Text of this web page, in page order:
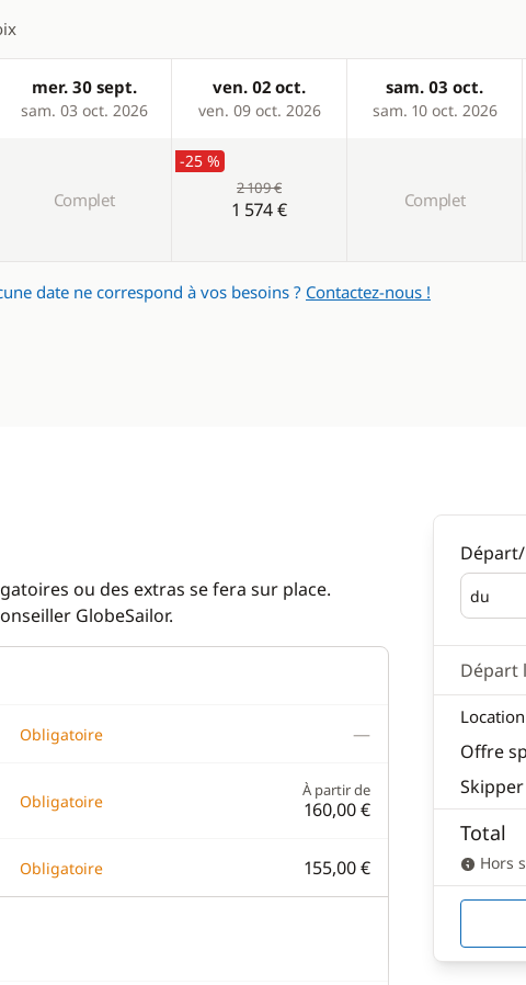
mer. 30 sept.
sam. 03 oct. 2026
ven. 02 oct.
ven. 09 oct. 2026
sam. 03 oct.
sam. 10 oct. 2026
Complet
-25 %
2 109 €
1 574 € Complet
date ne correspond à vos besoins ? Contactez-nous !
ou des extras se fera sur place.
GlobeSailor.
Obligatoire —
Obligatoire
À partir de
160,00 €
Obligatoire 155,00 €
du
Départ
Départ
Offre
Skipper
Total
Hors